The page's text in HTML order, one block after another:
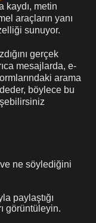
kaydı, metin
araçların yanı
sunuyor.
gerçek
mesajlarda, e-
arama
böylece bu
ve ne söylediğini
paylaştığı
görüntüleyin.